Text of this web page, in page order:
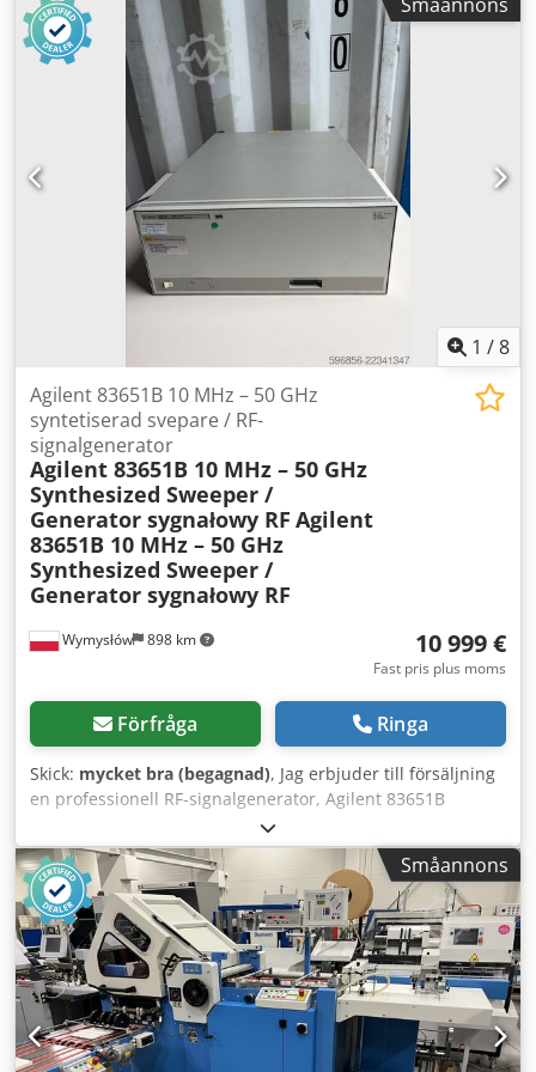
ingen förpackning
1 /8
Wymysłów 898 km
Agilent 83651B 10 MHz – 50 GHz
syntetiserad svepare / RF-
signalgenerator
Agilent 83651B 10 MHz – 50 GHz
Synthesized Sweeper /
Generator sygnałowy RF Agilent
83651B 10 MHz – 50 GHz
Synthesized Sweeper /
Generator sygnałowy RF
10 999 €
Fast pris plus moms
Förfråga Ringa
Skick: mycket bra (begagnad), Jag erbjuder till försäljning
en professionell RF-signalgenerator, Agilent 83651B
Synthesized Sweeper, avsedd för laboratorie-, forsknings-
och utvecklings- samt serviceapplikationer. Enheten
används vid testning av mikrovågskretsar,
telekommunikationsutrustning och högfrekvensmätningar.
Modell 83651B erbjuder ett brett frekvensområde från 10
MHz till 50 GHz, vilket gör den idealisk för laboratorier som
arbetar med elektronik, mikrovågsteknik och
telekommunikation. Enheten är utrustad med ett stort
antal mät- och styranslutningar, ett GPIB-gränssnitt, 10
MHz referensingångar och -utgångar samt möjlighet att
Småannons